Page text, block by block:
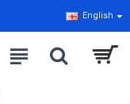
English